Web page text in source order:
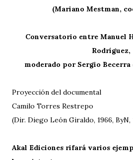
(Mariano Mestman,
Conversatorio entre Manuel Hernández y Marta
Rodríguez,
moderado por Sergio
Proyección del documental
Camilo Torres Restrepo
(Dir. Diego León Giraldo, 1966, ByN,
Akal Ediciones rifará varios